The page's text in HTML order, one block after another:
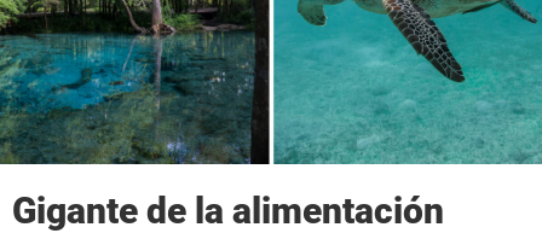
Gigante de la alimentación